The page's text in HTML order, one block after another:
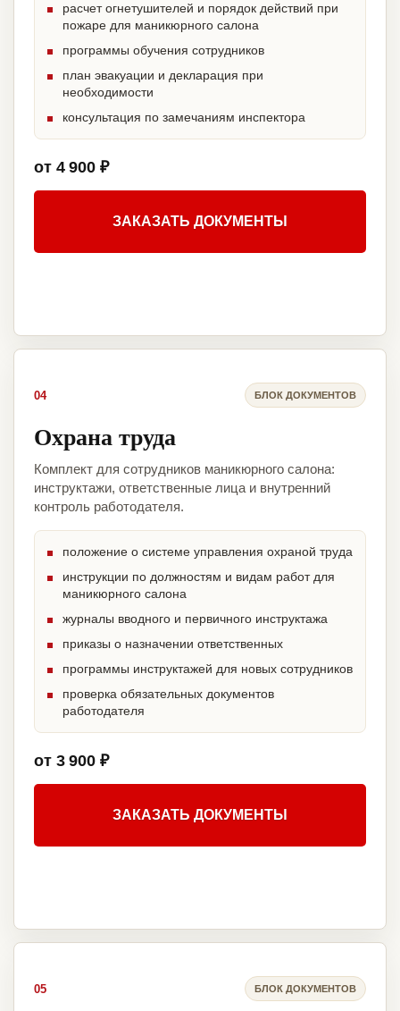
расчет огнетушителей и порядок действий при
пожаре для маникюрного салона
программы обучения сотрудников
план эвакуации и декларация при
необходимости
консультация по замечаниям инспектора
от 4 900 ₽
ЗАКАЗАТЬ ДОКУМЕНТЫ
04 БЛОК ДОКУМЕНТОВ
Охрана труда
Комплект для сотрудников маникюрного салона:
инструктажи, ответственные лица и внутренний
контроль работодателя.
положение о системе управления охраной труда
инструкции по должностям и видам работ для
маникюрного салона
журналы вводного и первичного инструктажа
приказы о назначении ответственных
программы инструктажей для новых сотрудников
проверка обязательных документов
работодателя
от 3 900 ₽
ЗАКАЗАТЬ ДОКУМЕНТЫ
05 БЛОК ДОКУМЕНТОВ